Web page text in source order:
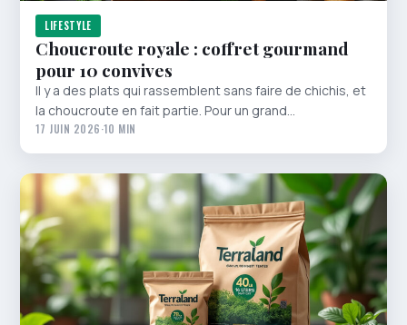
LIFESTYLE
Choucroute royale : coffret gourmand
pour 10 convives
Il y a des plats qui rassemblent sans faire de chichis, et
la choucroute en fait partie. Pour un grand…
17 JUIN 2026·10 MIN